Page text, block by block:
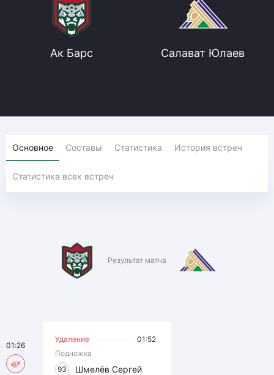
Ак Барс Салават Юлаев
Основное Составы Статистика История встреч
Статистика всех встреч
Результат матча
Удаление
01:52
Подножка
93
Шмелёв Сергей
01:26